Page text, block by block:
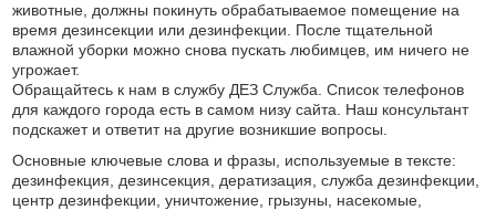
животные, должны покинуть обрабатываемое помещение на
время дезинсекции или дезинфекции. После тщательной
влажной уборки можно снова пускать любимцев, им ничего не
угрожает.
Обращайтесь к нам в службу ДЕЗ Служба. Список телефонов
для каждого города есть в самом низу сайта. Наш консультант
подскажет и ответит на другие возникшие вопросы.
Основные ключевые слова и фразы, используемые в тексте:
дезинфекция, дезинсекция, дератизация, служба дезинфекции,
центр дезинфекции, уничтожение, грызуны, насекомые,